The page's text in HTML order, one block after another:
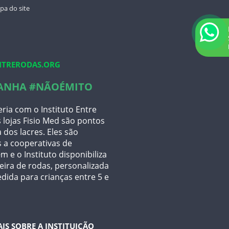
TIPÓIAS
ULTRALUX - 100 KGS
do site
#NÃOÉMITO
com o Instituto Entre
lojas Fisio Med são pontos
dos lacres. Eles são
a cooperativas de
e o Instituto disponibiliza
de rodas, personalizada
para crianças entre 5 e
SOBRE A INSTITUIÇÃO